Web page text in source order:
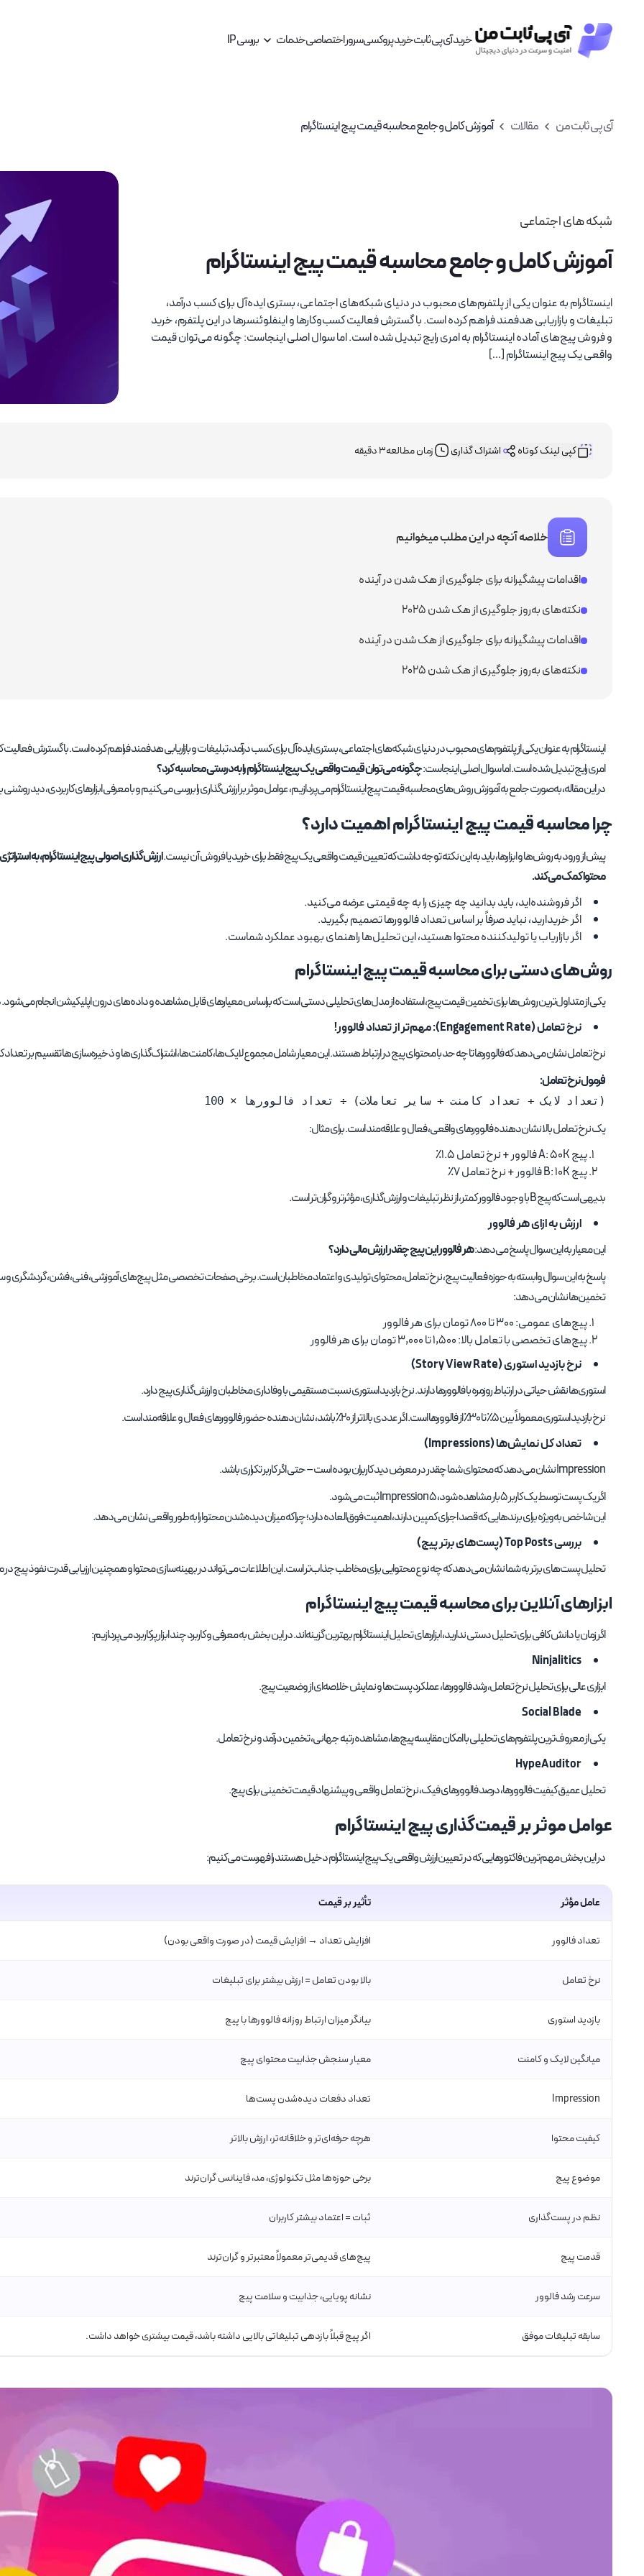
خرید آی پی ثابتخرید پروکسیسرور اختصاصیخدمات
لوکیشن ها
خرید آی پی ثابت لوکیشن ها متنوع
خرید آی پی ثابت آلمان
خرید آی پی ثابت امارات
خرید آی پی ثابت هلند
خرید آی پی ثابت فرانسه
سرویس های مالی و بانکی
سرویس های مناسب برای بانک ها
خرید آی پی ثابت فارکس Forex
بررسی IP
آی پی ثابت من مقالات آموزش کامل و جامع محاسبه قیمت پیج اینستاگرام
شبکه های اجتماعی
آموزش کامل و جامع محاسبه قیمت پیج اینستاگرام
اینستاگرام به عنوان یکی از پلتفرم‌های محبوب در دنیای شبکه‌های اجتماعی، بستری ایده‌آل برای کسب درآمد،
تبلیغات و بازاریابی هدفمند فراهم کرده است. با گسترش فعالیت کسب‌وکارها و اینفلوئنسرها در این پلتفرم، خرید
و فروش پیج‌های آماده اینستاگرام به امری رایج تبدیل شده است. اما سوال اصلی اینجاست: چگونه می‌توان قیمت
واقعی یک پیج اینستاگرام […]
کپی لینک کوتاه اشتراک گذاری زمان مطالعه3 دقیقه
خلاصه آنچه در این مطلب میخوانیم
اقدامات پیشگیرانه برای جلوگیری از هک شدن در آینده
نکته‌های به‌روز جلوگیری از هک شدن ۲۰۲۵
اقدامات پیشگیرانه برای جلوگیری از هک شدن در آینده
نکته‌های به‌روز جلوگیری از هک شدن ۲۰۲۵
اینستاگرام به عنوان یکی از پلتفرم‌های محبوب در دنیای شبکه‌های اجتماعی، بستری ایده‌آل برای کسب درآمد، تبلیغات و بازاریابی هدفمند فراهم کرده است. با گسترش فعالیت
امری رایج تبدیل شده است. اما سوال اصلی اینجاست:چگونه می‌توان قیمت واقعی یک پیج اینستاگرام را به‌درستی محاسبه کرد؟
در این مقاله، به‌صورت جامع به آموزش روش‌های محاسبه قیمت پیج اینستاگرام می‌پردازیم، عوامل موثر بر ارزش‌گذاری را بررسی می‌کنیم و با معرفی ابزارهای کاربردی، دید
چرا محاسبه قیمت پیج اینستاگرام اهمیت دارد؟
پیش از ورود به روش‌ها و ابزارها، باید به این نکته توجه داشت که تعیین قیمت واقعی یک پیج فقط برای خرید یا فروش آن نیست.ارزش‌گذاری اصولی پیج اینستاگرام، به
محتوا کمک می‌کند.
اگر فروشنده‌اید، باید بدانید چه چیزی را به چه قیمتی عرضه می‌کنید.
اگر خریدارید، نباید صرفاً بر اساس تعداد فالوورها تصمیم بگیرید.
اگر بازاریاب یا تولیدکننده محتوا هستید، این تحلیل‌ها راهنمای بهبود عملکرد شماست.
روش‌های دستی برای محاسبه قیمت پیج اینستاگرام
یکی از متداول‌ترین روش‌ها برای تخمین قیمت پیج، استفاده از مدل‌های تحلیلی دستی است که براساس معیارهای قابل مشاهده و داده‌های درون اپلیکیشن انجام می‌شود. در
نرخ تعامل (Engagement Rate): مهم‌تر از تعداد فالوور!
نرخ تعامل نشان می‌دهد که فالوورها تا چه حد با محتوای پیج در ارتباط هستند. این معیار شامل مجموع لایک‌ها، کامنت‌ها، اشتراک‌گذاری‌ها و ذخیره‌سازی‌ها تقسیم بر تعداد
فرمول نرخ تعامل:
(تعداد لایک + تعداد کامنت + سایر تعاملات) ÷ تعداد فالوورها × 100
یک نرخ تعامل بالا نشان‌دهنده فالوورهای واقعی، فعال و علاقه‌مند است. برای مثال:
پیج A: ۵۰K فالوور + نرخ تعامل ۱.۵٪
پیج B: ۱۰K فالوور + نرخ تعامل ۷٪
بدیهی است که پیج B با وجود فالوور کمتر، از نظر تبلیغات و ارزش‌گذاری، مؤثرتر و گران‌تر است.
ارزش به ازای هر فالوور
این معیار به این سوال پاسخ می‌دهد:هر فالوور این پیج چقدر ارزش مالی دارد؟
پاسخ به این سوال وابسته به حوزه فعالیت پیج، نرخ تعامل، محتوای تولیدی و اعتماد مخاطبان است. برخی صفحات تخصصی مثل پیج‌های آموزشی، فنی، فشن، گردشگری و سبک
تخمین‌ها نشان می‌دهد:
پیج‌های عمومی: ۳۰۰ تا ۸۰۰ تومان برای هر فالوور
پیج‌های تخصصی با تعامل بالا: ۱,۵۰۰ تا ۳,۰۰۰ تومان برای هر فالوور
نرخ بازدید استوری (Story View Rate)
استوری‌ها نقش حیاتی در ارتباط روزمره با فالوورها دارند. نرخ بازدید استوری نسبت مستقیمی با وفاداری مخاطبان و ارزش‌گذاری پیج دارد.
نرخ بازدید استوری معمولاً بین ۵٪ تا ۳۰٪ از فالوورها است. اگر عددی بالاتر از ۲۰٪ باشد، نشان‌دهنده حضور فالوورهای فعال و علاقه‌مند است.
تعداد کل نمایش‌ها (Impressions)
Impression نشان می‌دهد که محتوای شما چقدر در معرض دید کاربران بوده است – حتی اگر کاربر تکراری باشد.
اگر یک پست توسط یک کاربر ۵ بار مشاهده شود، ۵ Impression ثبت می‌شود.
این شاخص به‌ویژه برای برندهایی که قصد اجرای کمپین دارند، اهمیت فوق‌العاده دارد؛ چرا که میزان دیده‌شدن محتوا را به‌طور واقعی نشان می‌دهد.
بررسی Top Posts (پست‌های برتر پیج)
تحلیل پست‌های برتر به شما نشان می‌دهد که چه نوع محتوایی برای مخاطب جذاب‌تر است. این اطلاعات می‌تواند در بهینه‌سازی محتوا و همچنین ارزیابی قدرت نفوذ پیج در
ابزارهای آنلاین برای محاسبه قیمت پیج اینستاگرام
اگر زمان یا دانش کافی برای تحلیل دستی ندارید، ابزارهای تحلیل اینستاگرام بهترین گزینه‌اند. در این بخش به معرفی و کاربرد چند ابزار پرکاربرد می‌پردازیم:
Ninjalitics
ابزاری عالی برای تحلیل نرخ تعامل، رشد فالوورها، عملکرد پست‌ها و نمایش خلاصه‌ای از وضعیت پیج.
Social Blade
یکی از معروف‌ترین پلتفرم‌های تحلیلی با امکان مقایسه پیج‌ها، مشاهده رتبه جهانی، تخمین درآمد و نرخ تعامل.
HypeAuditor
تحلیل عمیق کیفیت فالوورها، درصد فالوورهای فیک، نرخ تعامل واقعی و پیشنهاد قیمت تخمینی برای پیج.
عوامل موثر بر قیمت‌گذاری پیج اینستاگرام
در این بخش مهم‌ترین فاکتورهایی که در تعیین ارزش واقعی یک پیج اینستاگرام دخیل هستند را فهرست می‌کنیم:
عامل مؤثر تأثیر بر قیمت
تعداد فالوور افزایش تعداد → افزایش قیمت (در صورت واقعی بودن)
نرخ تعامل بالا بودن تعامل = ارزش بیشتر برای تبلیغات
بازدید استوری بیانگر میزان ارتباط روزانه فالوورها با پیج
میانگین لایک و کامنت معیار سنجش جذابیت محتوای پیج
Impression تعداد دفعات دیده‌شدن پست‌ها
کیفیت محتوا هرچه حرفه‌ای‌تر و خلاقانه‌تر، ارزش بالاتر
موضوع پیج برخی حوزه‌ها مثل تکنولوژی، مد، فاینانس گران‌ترند
نظم در پست‌گذاری ثبات = اعتماد بیشتر کاربران
قدمت پیج پیج‌های قدیمی‌تر معمولاً معتبرتر و گران‌ترند
سرعت رشد فالوور نشانه پویایی، جذابیت و سلامت پیج
سابقه تبلیغات موفق اگر پیج قبلاً بازدهی تبلیغاتی بالایی داشته باشد، قیمت بیشتری خواهد داشت.